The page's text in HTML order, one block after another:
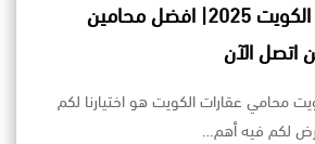
محامي عقارات الكويت 2025| افضل محامين
اتصل الآن
محامي عقارات الكويت هو اختيارنا لكم
لكم فيه أهم…